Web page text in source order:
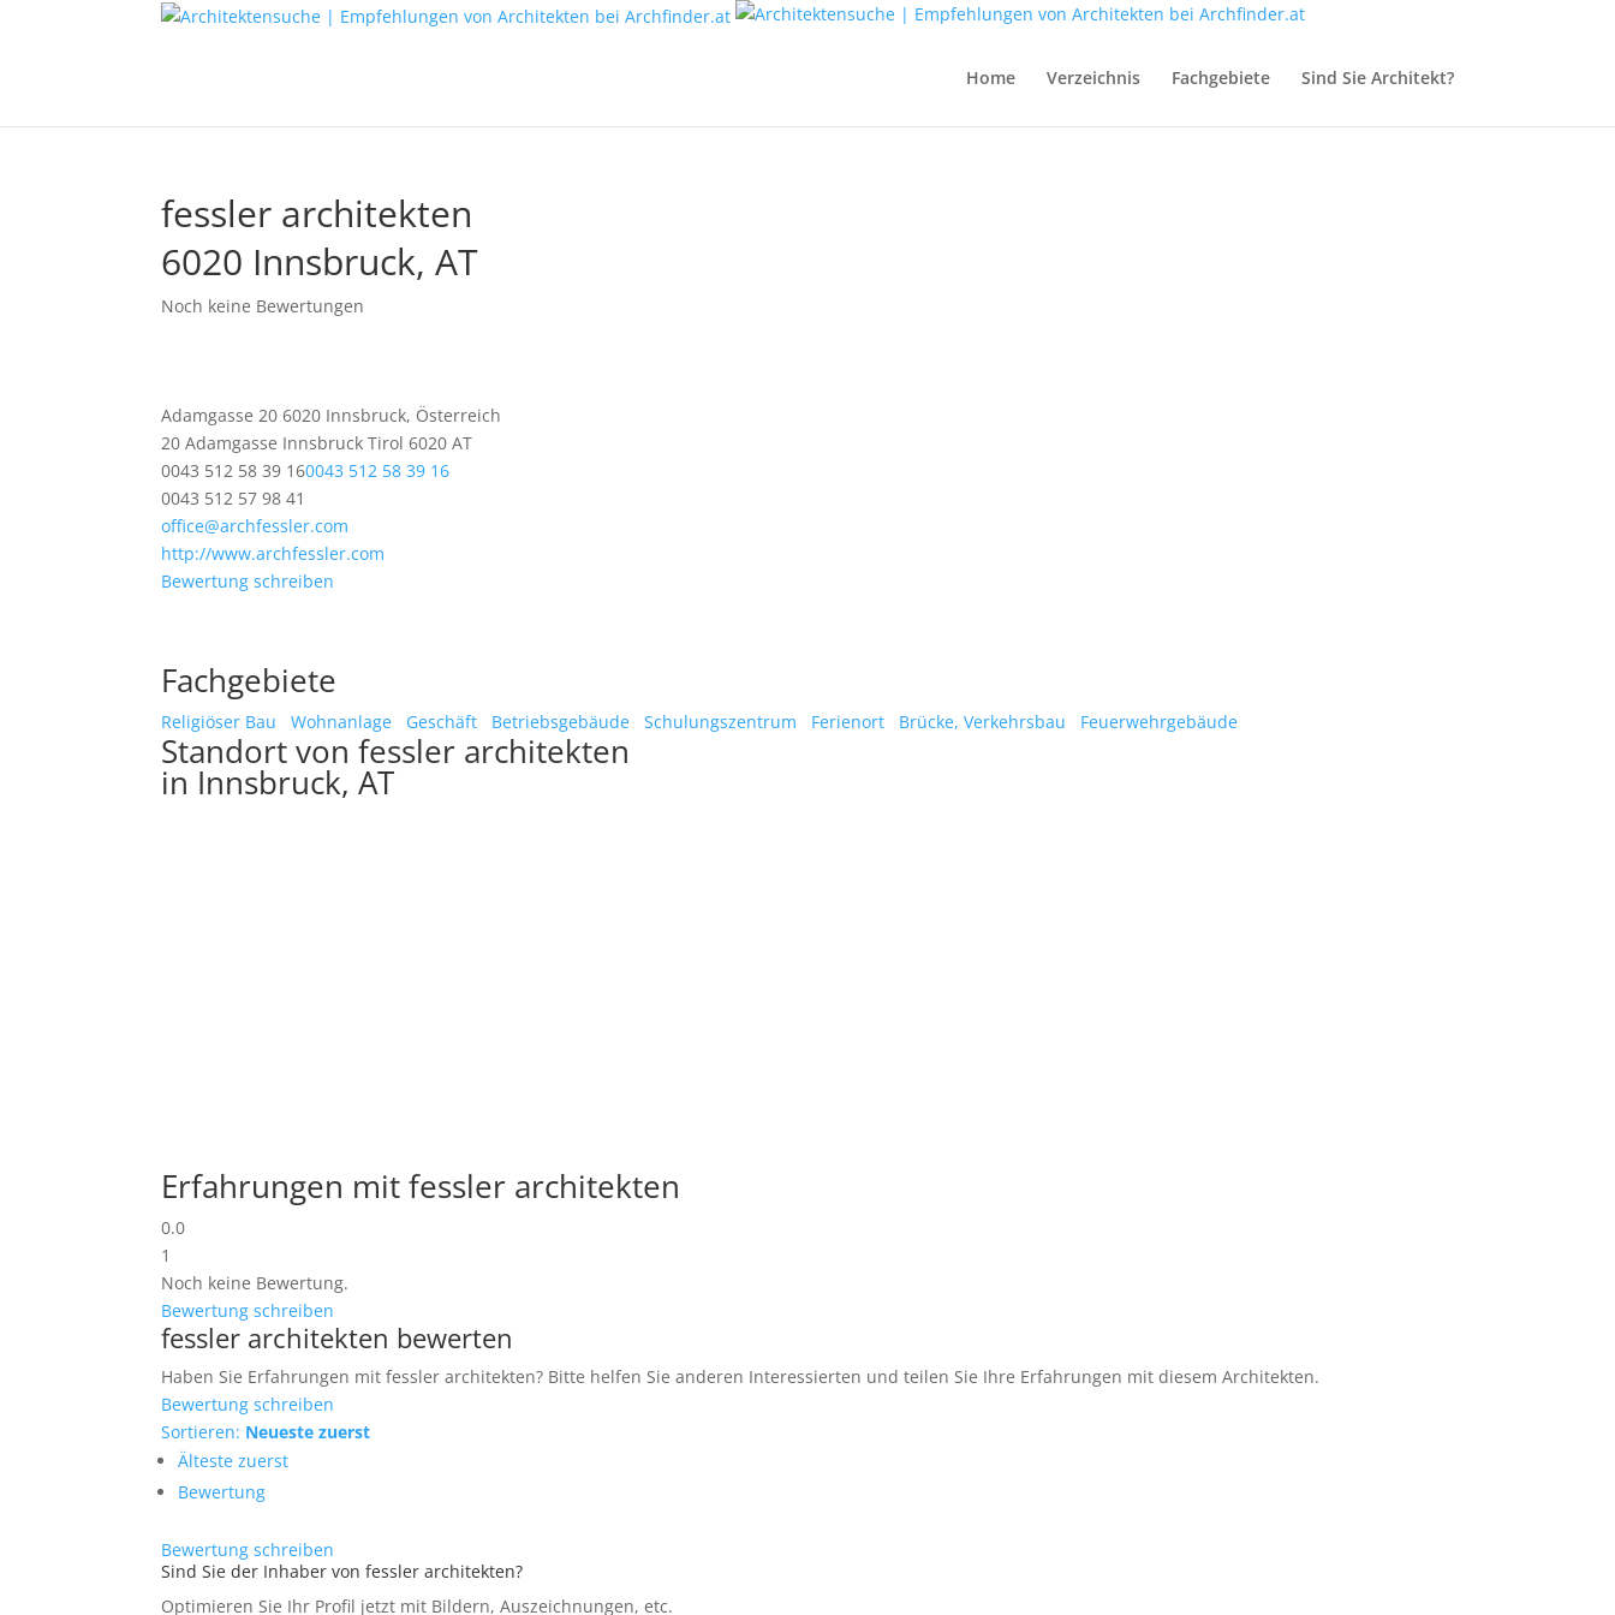
Home Verzeichnis Fachgebiete Sind Sie Architekt?
fessler architekten
6020 Innsbruck, AT
Noch keine Bewertungen
Adamgasse 20 6020 Innsbruck, Österreich
20 Adamgasse Innsbruck Tirol 6020 AT
0043 512 58 39 160043 512 58 39 16
0043 512 57 98 41
office@archfessler.com
http://www.archfessler.com
Bewertung schreiben
Fachgebiete
Religiöser Bau Wohnanlage Geschäft Betriebsgebäude Schulungszentrum Ferienort Brücke, Verkehrsbau Feuerwehrgebäude
Standort von fessler architekten
in Innsbruck, AT
Erfahrungen mit fessler architekten
0.0
1
Noch keine Bewertung.
Bewertung schreiben
fessler architekten bewerten
Haben Sie Erfahrungen mit fessler architekten? Bitte helfen Sie anderen Interessierten und teilen Sie Ihre Erfahrungen mit diesem Architekten.
Bewertung schreiben
Sortieren: Neueste zuerst
Älteste zuerst
Bewertung
Bewertung schreiben
Sind Sie der Inhaber von fessler architekten?
Optimieren Sie Ihr Profil jetzt mit Bildern, Auszeichnungen, etc.